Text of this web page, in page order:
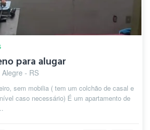
para alugar
- RS
sem mobilia ( tem um colchão de casal e
caso necessário) É um apartamento de